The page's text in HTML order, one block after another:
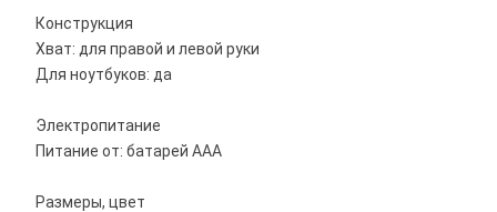
Конструкция
Хват: для правой и левой руки
Для ноутбуков: да
Электропитание
Питание от: батарей AAA
Размеры, цвет